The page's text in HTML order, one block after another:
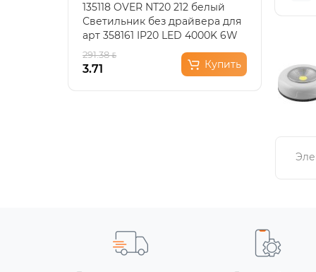
135118 OVER NT20 212 белый
Светильник без драйвера для
арт 358161 IP20 LED 4000K 6W
220-240V ITER..
291.38
3.71 Купить 73.31